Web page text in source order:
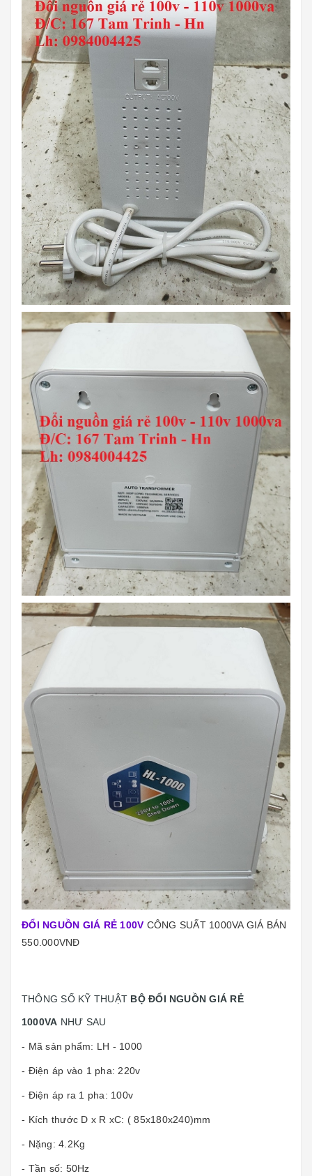
ĐỔI NGUỒN GIÁ RẺ 100V CÔNG SUẤT 1000VA GIÁ BÁN
550.000VNĐ
THÔNG SỐ KỸ THUẬT BỘ ĐỔI NGUỒN GIÁ RẺ
1000VA NHƯ SAU
- Mã sản phẩm: LH - 1000
- Điện áp vào 1 pha: 220v
- Điện áp ra 1 pha: 100v
- Kích thước D x R xC: ( 85x180x240)mm
- Nặng: 4.2Kg
- Tần số: 50Hz